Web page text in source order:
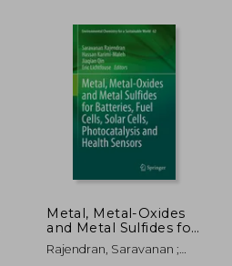
Metal, Metal-Oxides
and Metal Sulfides for
Batteries, Fuel Cells,
Solar Cells,
Rajendran, Saravanan ;